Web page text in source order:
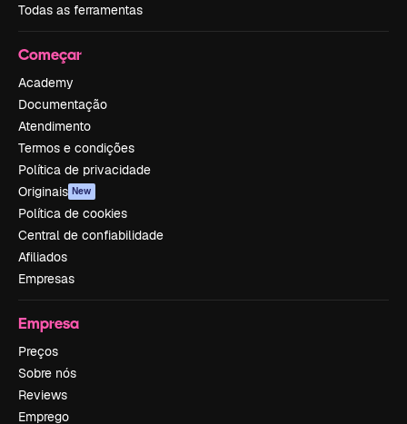
Todas as ferramentas
Começar
Academy
Documentação
Atendimento
Termos e condições
Política de privacidade
Originais New
Política de cookies
Central de confiabilidade
Afiliados
Empresas
Empresa
Preços
Sobre nós
Reviews
Emprego